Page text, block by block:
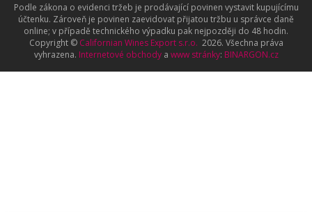
Podle zákona o evidenci tržeb je prodávající povinen vystavit kupujícímu
účtenku. Zároveň je povinen zaevidovat přijatou tržbu u správce daně
online; v případě technického výpadku pak nejpozději do 48 hodin.
Copyright © Californian Wines Export s.r.o. 2026. Všechna práva
vyhrazena. Internetové obchodya www stránky: BINARGON.cz